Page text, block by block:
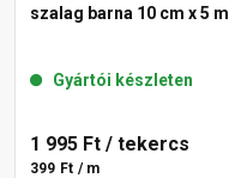
szalag barna 10 cm x 5 m
Gyártói készleten
1 995 Ft / tekercs
399 Ft / m